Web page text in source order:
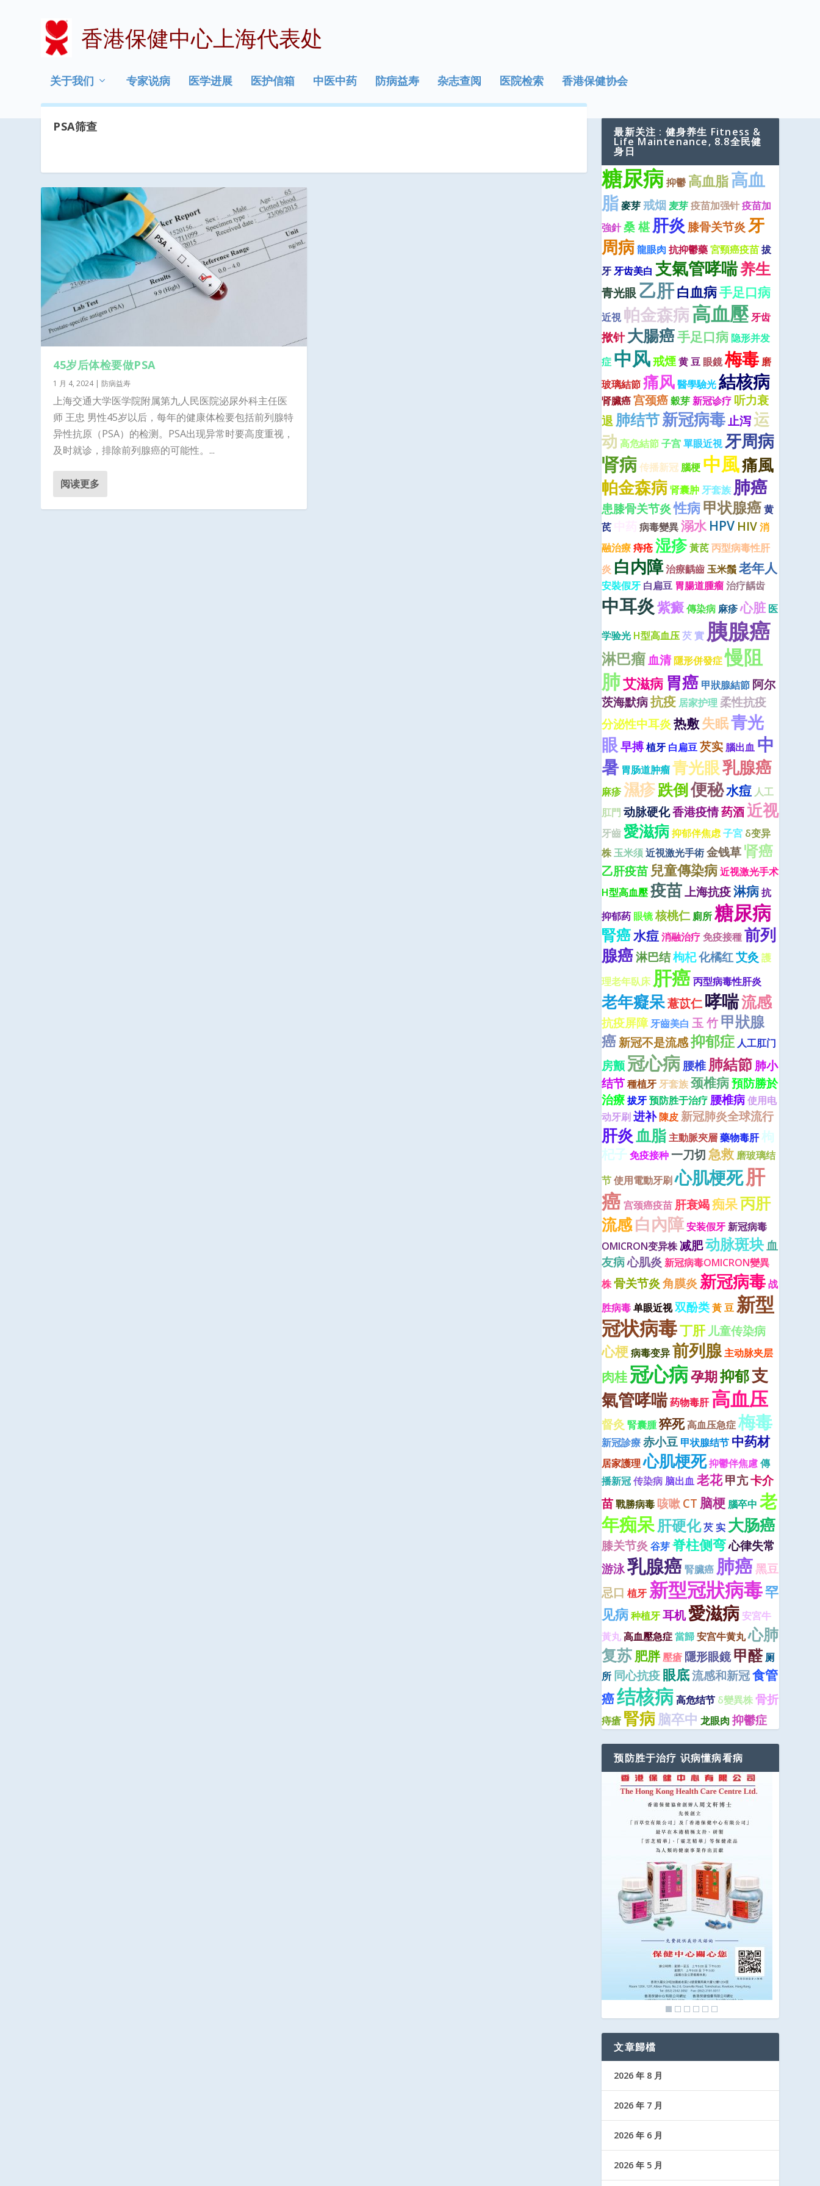
香港保健中心上海代表处
关于我们 专家说病 医学进展 医护信箱 中医中药 防病益寿 杂志查阅 医院检索 香港保健协会
PSA筛查
45岁后体检要做PSA
1 月 4, 2024|防病益寿
上海交通大学医学院附属第九人民医院泌尿外科主任医
师 王忠 男性45岁以后，每年的健康体检要包括前列腺特
异性抗原（PSA）的检测。PSA出现异常时要高度重视，
及时就诊，排除前列腺癌的可能性。...
阅读更多
最新关注 : 健身养生 Fitness &
Life Maintenance, 8.8全民健
身日
糖尿病抑鬱 高血脂高血
脂麥芽戒烟 麦芽疫苗加强针疫苗加
強針桑 椹肝炎 膝骨关节炎牙
周病龍眼肉 抗抑鬱藥宮頸癌疫苗拔
牙牙齿美白 支氣管哮喘养生
青光眼乙肝白血病手足口病
近視 帕金森病高血壓牙齿
揿针大腸癌手足口病隐形并发
症 中风戒煙黄 豆 眼鏡梅毒 磨
玻璃結節痛风醫學驗光結核病
肾臟癌宫颈癌穀芽新冠诊疗 听力衰
退肺结节新冠病毒止泻运
动 高危結節子宫單眼近視牙周病
肾病传播新冠 腦梗 中風痛風
帕金森病肾囊肿牙套族 肺癌
患膝骨关节炎性病甲状腺癌黄
芪
病毒變異溺水 HPV HIV消
融治療痔疮湿疹黃芪丙型病毒性肝
炎 白内障治療齲齒玉米鬚老年人
安裝假牙 白扁豆 胃腸道腫瘤治疗龋齿
中耳炎紫癜傳染病 麻疹心脏 医
学验光 H型高血压芡 實 胰腺癌
淋巴瘤血清隱形併發症慢阻
肺艾滋病 胃癌 甲狀腺結節 阿尔
茨海默病抗疫 居家护理 柔性抗疫
分泌性中耳炎热敷失眠青光
眼 早搏植牙 白扁豆芡实 腦出血 中
暑 胃肠道肿瘤青光眼乳腺癌
麻疹濕疹跌倒便秘水痘 人工
肛門 动脉硬化香港疫情药酒近视
牙齒愛滋病抑郁伴焦虑子宮 δ变异
株玉米须近視激光手術金钱草肾癌
乙肝疫苗兒童傳染病近视激光手术
H型高血壓疫苗上海抗疫淋病抗
抑郁药 眼镜核桃仁 廁所糖尿病
腎癌水痘消融治疗免疫接種前列
腺癌淋巴结枸杞化橘红艾灸 護
理老年臥床 肝癌丙型病毒性肝炎
老年癡呆薏苡仁哮喘流感
抗疫屏障牙齒美白 玉 竹甲狀腺
癌新冠不是流感抑郁症 人工肛门
房颤冠心病腰椎肺結節肺小
结节種植牙牙套族颈椎病預防勝於
治療拔牙预防胜于治疗腰椎病使用电
动牙刷进补陳皮新冠肺炎全球流行
肝炎血脂主動脈夾層藥物毒肝枸
杞子免疫接种一刀切 急救 磨玻璃结
节使用電動牙刷心肌梗死肝
癌宫颈癌疫苗肝衰竭痴呆丙肝
流感白內障安装假牙新冠病毒
OMICRON变异株减肥动脉斑块血
友病心肌炎新冠病毒OMICRON變異
株骨关节炎角膜炎新冠病毒战
胜病毒单眼近视双酚类黃 豆 新型
冠状病毒丁肝儿童传染病
心梗病毒变异前列腺主动脉夹层
肉桂冠心病孕期抑郁支
氣管哮喘药物毒肝 高血压
督灸 腎囊腫猝死高血压急症梅毒
新冠診療赤小豆 甲状腺结节 中药材
居家護理 心肌梗死抑鬱伴焦慮傳
播新冠传染病 脑出血老花甲亢卡介
苗戰勝病毒咳嗽CT 脑梗 腦卒中 老
年痴呆肝硬化芡 实大肠癌
膝关节炎谷芽脊柱侧弯心律失常
游泳乳腺癌腎臟癌肺癌黑豆
忌口 植牙 新型冠狀病毒罕
见病种植牙耳机愛滋病安宮牛
黃丸高血壓急症當歸安宫牛黄丸心肺
复苏肥胖壓瘡 隱形眼鏡甲醛 厕
所 同心抗疫眼底流感和新冠食管
癌结核病高危结节 δ變異株骨折
痔瘡 腎病脑卒中 龙眼肉 抑鬱症
预防胜于治疗 识病懂病看病
文章歸檔
2026 年 8 月
2026 年 7 月
2026 年 6 月
2026 年 5 月